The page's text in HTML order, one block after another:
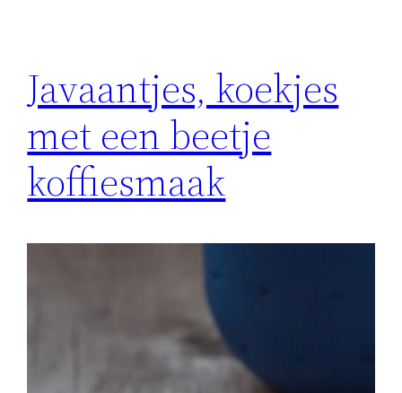
Javaantjes, koekjes
met een beetje
koffiesmaak